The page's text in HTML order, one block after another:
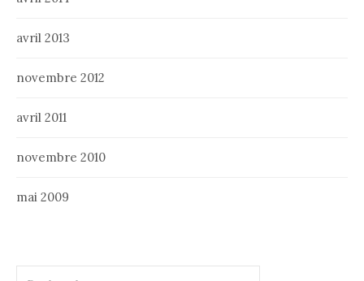
avril 2013
novembre 2012
avril 2011
novembre 2010
mai 2009